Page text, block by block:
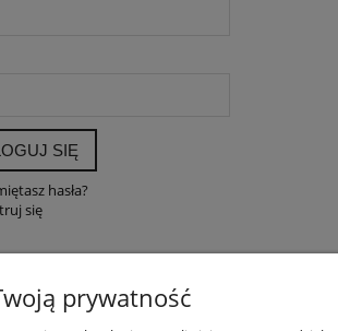
SIĘ
hasła?
się
prywatność